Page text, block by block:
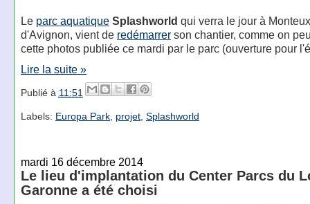
Le parc aquatique Splashworld qui verra le jour à
d'Avignon, vient de redémarrerson chantier, comme on
cette photos publiée ce mardi par le parc (ouverture pour
Lire la suite »
Publié à 11:51
Labels: Europa Park, projet, Splashworld
mardi 16 décembre 2014
Le lieu d'implantation du Center Parcs du
Garonne a été choisi